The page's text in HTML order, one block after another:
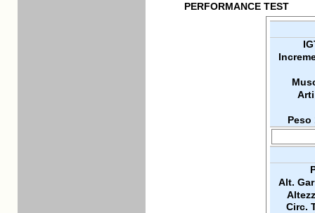
PERFORMANCE TEST
Peso
Alt.
Circ.